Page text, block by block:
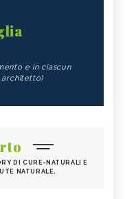
e in ciascun
architetto)
DI CURE-NATURALI E
NATURALE.